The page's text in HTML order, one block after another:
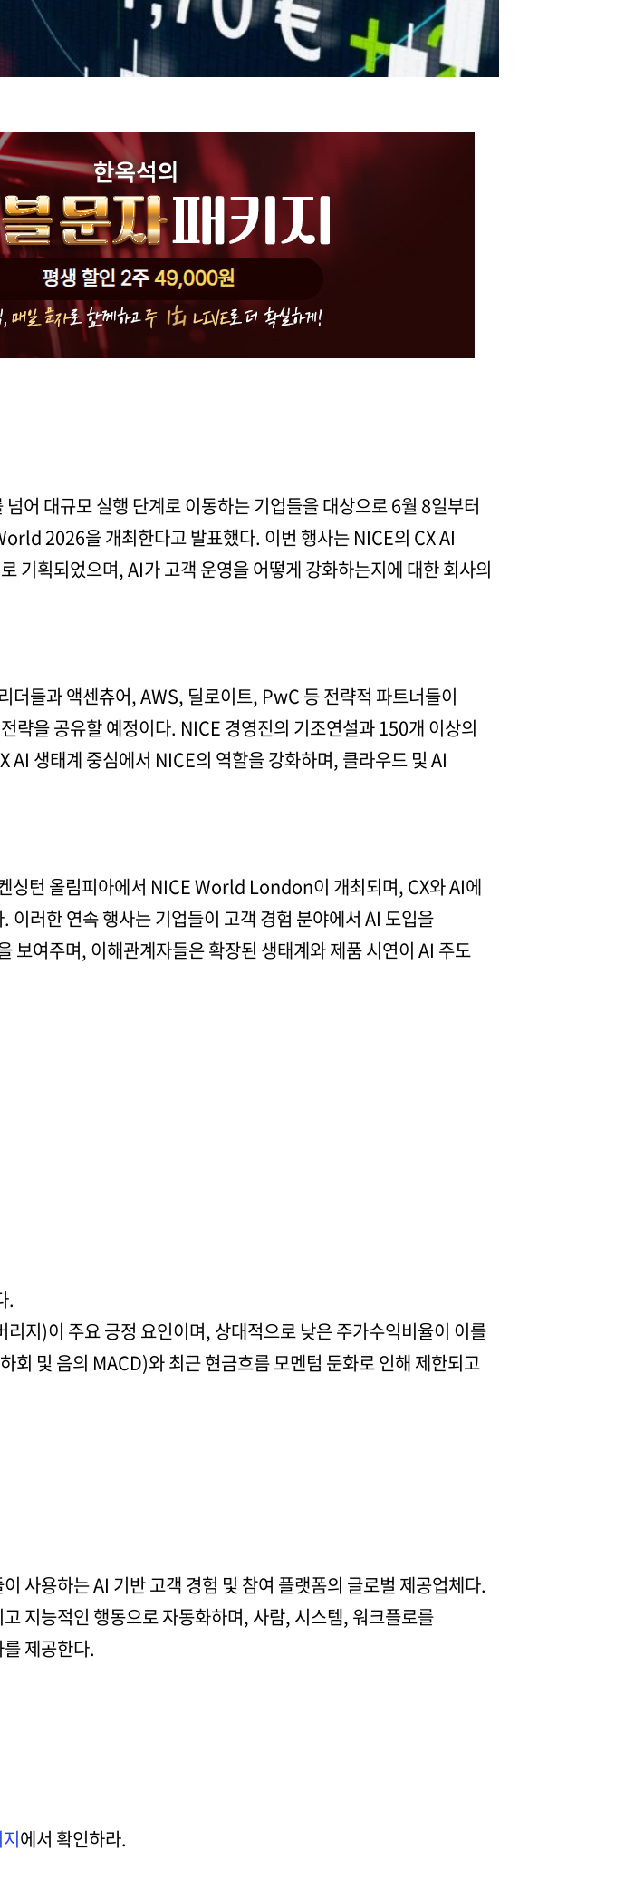
어 대규모 실행 단계로 이동하는 기업들을 대상으로 6월 8일부터
2026을 개최한다고 발표했다. 이번 행사는 NICE의 CX AI
기획되었으며, AI가 고객 운영을 어떻게 강화하는지에 대한 회사의
더들과 액센츄어, AWS, 딜로이트, PwC 등 전략적 파트너들이
략을 공유할 예정이다. NICE 경영진의 기조연설과 150개 이상의
생태계 중심에서 NICE의 역할을 강화하며, 클라우드 및 AI
싱턴 올림피아에서 NICE World London이 개최되며, CX와 AI에
러한 연속 행사는 기업들이 고객 경험 분야에서 AI 도입을
보여주며, 이해관계자들은 확장된 생태계와 제품 시연이 AI 주도
.
지)이 주요 긍정 요인이며, 상대적으로 낮은 주가수익비율이 이를
회 및 음의 MACD)와 최근 현금흐름 모멘텀 둔화로 인해 제한되고
사용하는 AI 기반 고객 경험 및 참여 플랫폼의 글로벌 제공업체다.
지능적인 행동으로 자동화하며, 사람, 시스템, 워크플로를
제공한다.
에서 확인하라.